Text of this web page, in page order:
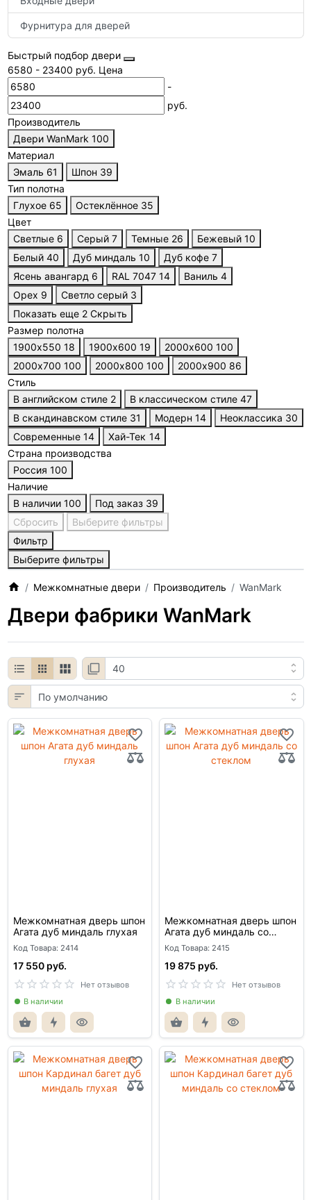
Фурнитура для дверей
Быстрый подбор двери
6580 - 23400 руб. Цена
-
руб.
Производитель
Двери WanMark 100
Материал
Эмаль 61 Шпон 39
Тип полотна
Глухое 65 Остеклённое 35
Цвет
Светлые 6 Серый 7 Темные 26 Бежевый 10
Белый 40 Дуб миндаль 10 Дуб кофе 7
Ясень авангард 6 RAL 7047 14 Ваниль 4
Орех 9 Светло серый 3
Показать еще 2 Скрыть
Размер полотна
1900х550 18 1900х600 19 2000х600 100
2000х700 100 2000х800 100 2000х900 86
Стиль
В английском стиле 2 В классическом стиле 47
В скандинавском стиле 31 Модерн 14 Неоклассика 30
Современные 14 Хай-Тек 14
Страна производства
Россия 100
Наличие
В наличии 100 Под заказ 39
Сбросить
Выберите фильтры
Фильтр
Выберите фильтры
Межкомнатные двери Производитель WanMark
Двери фабрики WanMark
Межкомнатная дверь шпон
Агата дуб миндаль глухая
Код Товара: 2414
17 550 руб.
Нет отзывов
В наличии
Межкомнатная дверь шпон
Агата дуб миндаль со
стеклом
Код Товара: 2415
19 875 руб.
Нет отзывов
В наличии